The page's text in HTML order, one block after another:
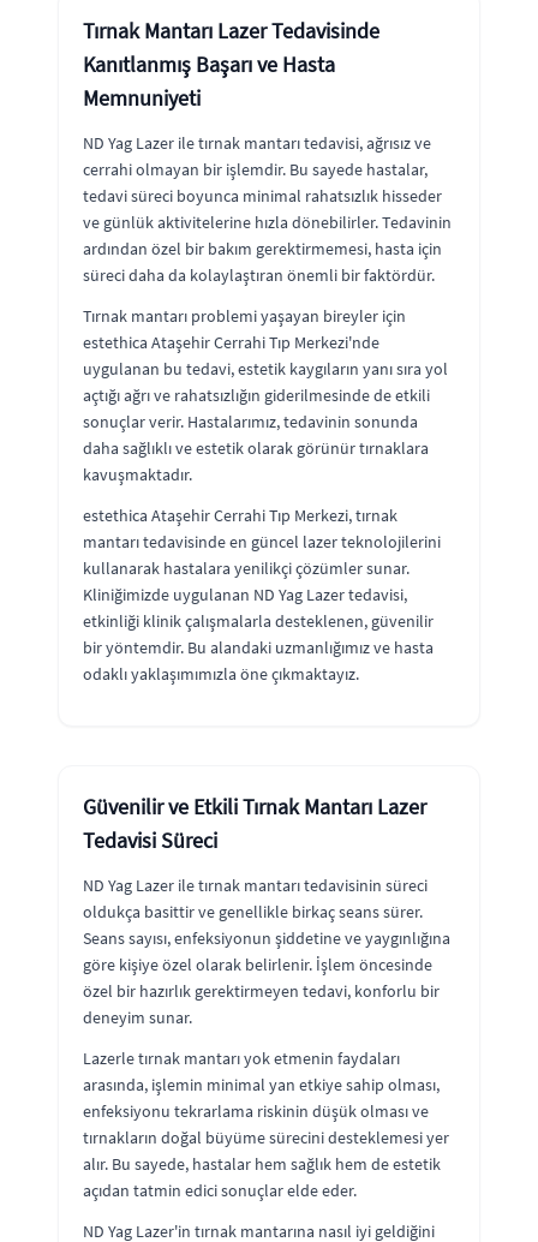
Tırnak Mantarı Lazer Tedavisinde
Kanıtlanmış Başarı ve Hasta
Memnuniyeti
ND Yag Lazer ile tırnak mantarı tedavisi, ağrısız ve
cerrahi olmayan bir işlemdir. Bu sayede hastalar,
tedavi süreci boyunca minimal rahatsızlık hisseder
ve günlük aktivitelerine hızla dönebilirler. Tedavinin
ardından özel bir bakım gerektirmemesi, hasta için
süreci daha da kolaylaştıran önemli bir faktördür.
Tırnak mantarı problemi yaşayan bireyler için
estethica Ataşehir Cerrahi Tıp Merkezi'nde
uygulanan bu tedavi, estetik kaygıların yanı sıra yol
açtığı ağrı ve rahatsızlığın giderilmesinde de etkili
sonuçlar verir. Hastalarımız, tedavinin sonunda
daha sağlıklı ve estetik olarak görünür tırnaklara
kavuşmaktadır.
estethica Ataşehir Cerrahi Tıp Merkezi, tırnak
mantarı tedavisinde en güncel lazer teknolojilerini
kullanarak hastalara yenilikçi çözümler sunar.
Kliniğimizde uygulanan ND Yag Lazer tedavisi,
etkinliği klinik çalışmalarla desteklenen, güvenilir
bir yöntemdir. Bu alandaki uzmanlığımız ve hasta
odaklı yaklaşımımızla öne çıkmaktayız.
Güvenilir ve Etkili Tırnak Mantarı Lazer
Tedavisi Süreci
ND Yag Lazer ile tırnak mantarı tedavisinin süreci
oldukça basittir ve genellikle birkaç seans sürer.
Seans sayısı, enfeksiyonun şiddetine ve yaygınlığına
göre kişiye özel olarak belirlenir. İşlem öncesinde
özel bir hazırlık gerektirmeyen tedavi, konforlu bir
deneyim sunar.
Lazerle tırnak mantarı yok etmenin faydaları
arasında, işlemin minimal yan etkiye sahip olması,
enfeksiyonu tekrarlama riskinin düşük olması ve
tırnakların doğal büyüme sürecini desteklemesi yer
alır. Bu sayede, hastalar hem sağlık hem de estetik
açıdan tatmin edici sonuçlar elde eder.
ND Yag Lazer'in tırnak mantarına nasıl iyi geldiğini